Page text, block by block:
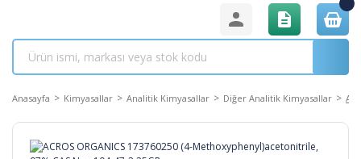
Anasayfa Kimyasallar Analitik Kimyasallar Diğer Analitik Kimyasallar